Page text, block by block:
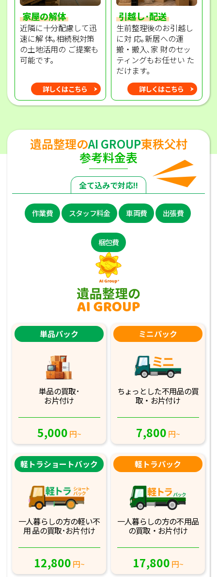
家屋の解体
近隣に十分配慮して迅
速に解 体｡相続税対策
の土地活用の ご提案も
可能です｡
詳しくはこちら
引越し･配送
生前整理後のお引越し
に対 応｡新居への運
搬・搬入､家 財のセッ
ティングもお任せい た
だけます｡
詳しくはこちら
遺品整理のAI GROUP東秩父村
参考料金表
全て込みで対応!!
作業費 スタッフ料金 車両費 出張費
梱包費
単品パック
単品の買取･
お片付け
5,000 円~
ミニパック
ちょっとした不用品の買
取・お片付け
7,800 円~
軽トラショートバック
一人暮らしの方の軽い不
用 品の買取･お片付け
12,800 円~
軽トラパック
一人暮らしの方の不用品
の買取・お片付け
17,800 円~